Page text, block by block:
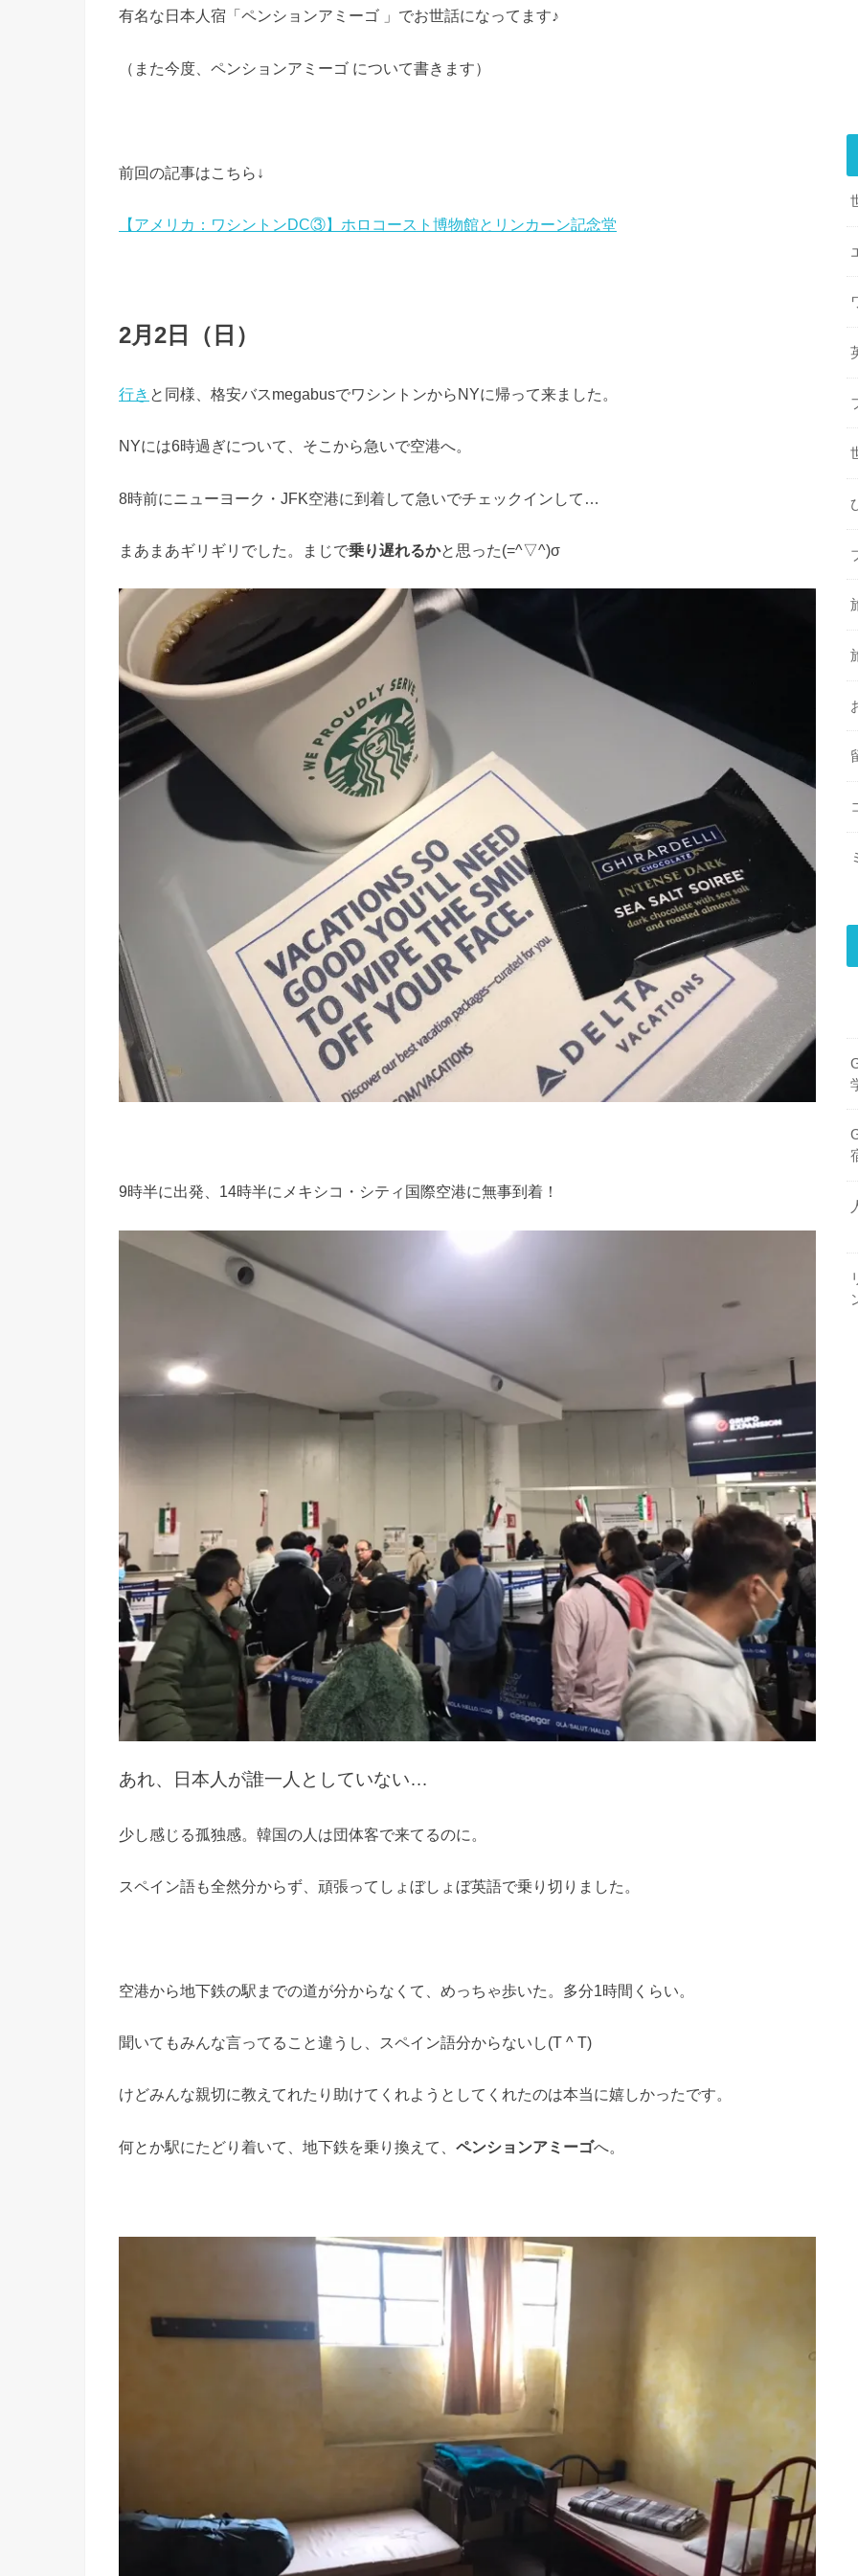
有名な日本人宿「ペンションアミーゴ 」でお世話になってます♪
（また今度、ペンションアミーゴ について書きます）
前回の記事はこちら↓
【アメリカ：ワシントンDC③】ホロコースト博物館とリンカーン記念堂
2月2日（日）
行き と同様、格安バスmegabusでワシントンからNYに帰って来ました。
NYには6時過ぎについて、そこから急いで空港へ。
8時前にニューヨーク・JFK空港に到着して急いでチェックインして…
まあまあギリギリでした。まじで乗り遅れるかと思った(=^▽^)σ
9時半に出発、14時半にメキシコ・シティ国際空港に無事到着！
あれ、日本人が誰一人としていない…
少し感じる孤独感。韓国の人は団体客で来てるのに。
スペイン語も全然分からず、頑張ってしょぼしょぼ英語で乗り切りました。
空港から地下鉄の駅までの道が分からなくて、めっちゃ歩いた。多分1時間くらい。
聞いてもみんな言ってること違うし、スペイン語分からないし(T ^ T)
けどみんな親切に教えてれたり助けてくれようとしてくれたのは本当に嬉しかったです。
何とか駅にたどり着いて、地下鉄を乗り換えて、 ペンションアミーゴへ。